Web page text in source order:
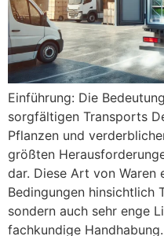
Einführung: Die
sorgfältigen Transports
Pflanzen und
größten
dar. Diese Art von
Bedingungen hinsichtlich
sondern auch sehr enge
fachkundige